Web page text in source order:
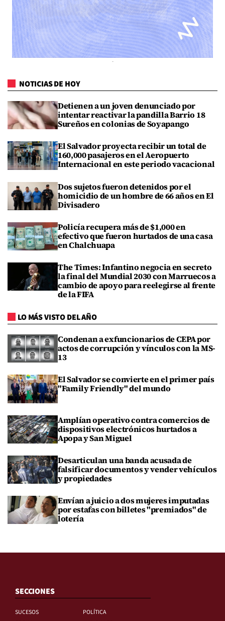
NOTICIAS DE HOY
Detienen a un joven denunciado por
intentar reactivar la pandilla Barrio 18
Sureños en colonias de Soyapango
El Salvador proyecta recibir un total de
160,000 pasajeros en el Aeropuerto
Internacional en este periodo vacacional
Dos sujetos fueron detenidos por el
homicidio de un hombre de 66 años en El
Divisadero
Policía recupera más de $1,000 en
efectivo que fueron hurtados de una casa
en Chalchuapa
The Times: Infantino negocia en secreto
la final del Mundial 2030 con Marruecos a
cambio de apoyo para reelegirse al frente
de la FIFA
LO MÁS VISTO DEL AÑO
Condenan a exfuncionarios de CEPA por
actos de corrupción y vínculos con la MS-
13
El Salvador se convierte en el primer país
"Family Friendly" del mundo
Amplían operativo contra comercios de
dispositivos electrónicos hurtados a
Apopa y San Miguel
Desarticulan una banda acusada de
falsificar documentos y vender vehículos
y propiedades
Envían a juicio a dos mujeres imputadas
por estafas con billetes "premiados" de
lotería
SECCIONES
SUCESOS
POLÍTICA